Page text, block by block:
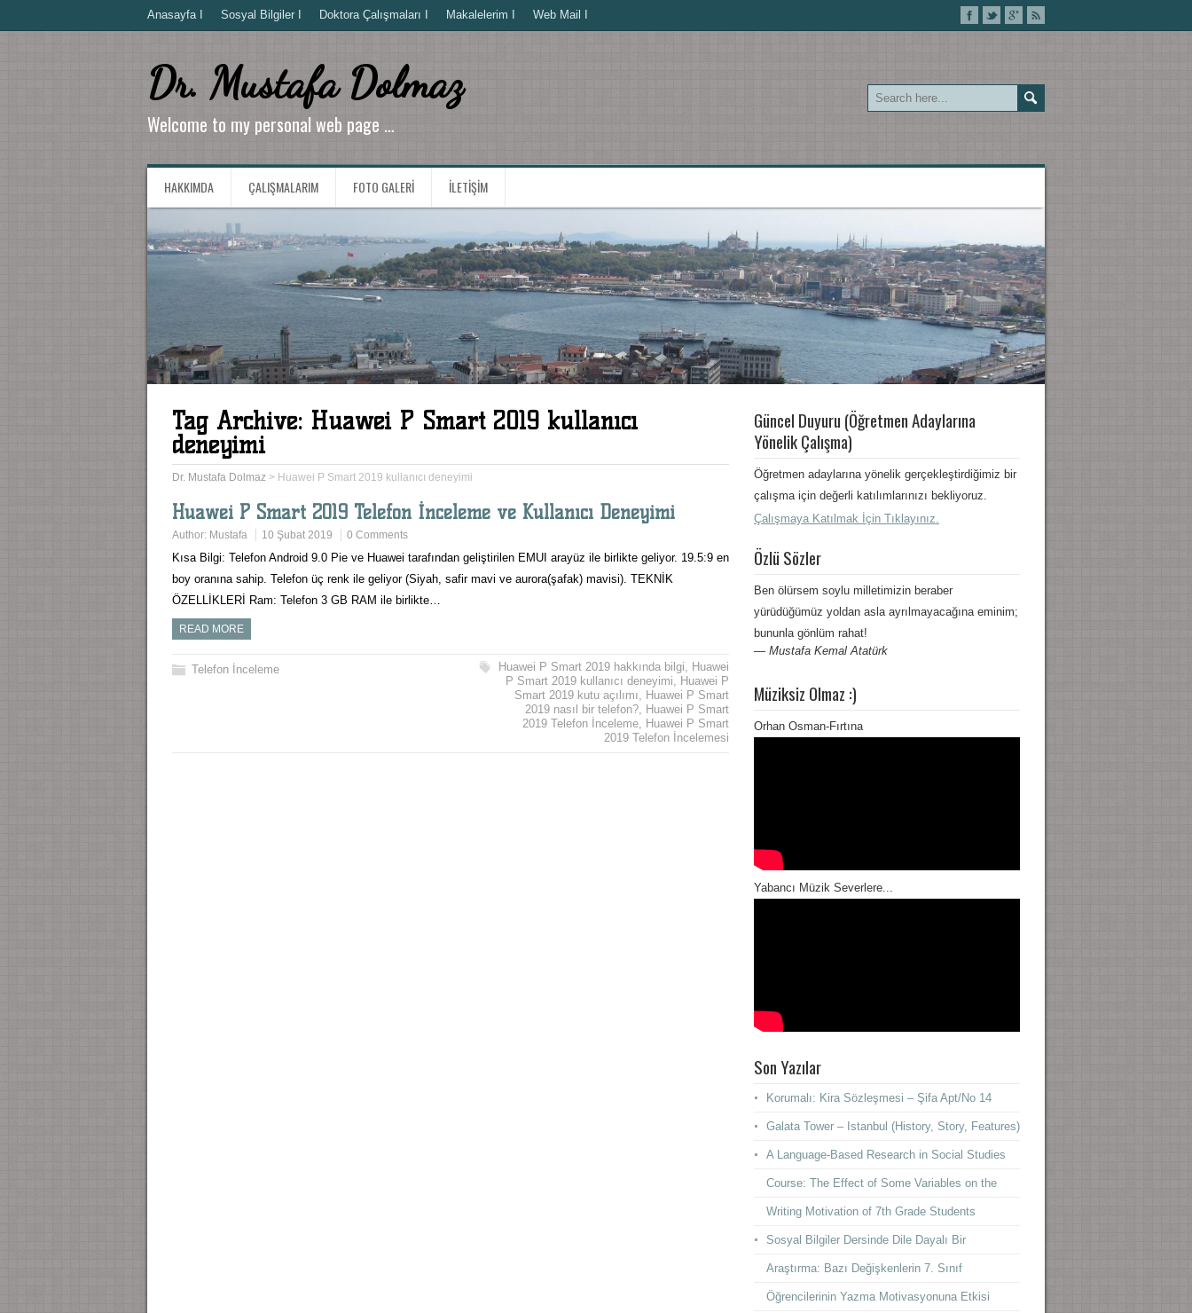
Anasayfa I Sosyal Bilgiler I Doktora Çalışmaları I Makalelerim I Web Mail I
Dr. Mustafa Dolmaz
Welcome to my personal web page …
HAKKIMDA ÇALIŞMALARIM FOTO GALERI İLETIŞIM
Tag Archive: Huawei P Smart 2019 kullanıcı
deneyimi
Dr. Mustafa Dolmaz > Huawei P Smart 2019 kullanıcı deneyimi
Huawei P Smart 2019 Telefon İnceleme ve Kullanıcı Deneyimi
Author: Mustafa 10 Şubat 2019 0 Comments
Kısa Bilgi: Telefon Android 9.0 Pie ve Huawei tarafından geliştirilen EMUI arayüz ile birlikte geliyor. 19.5:9 en
boy oranına sahip. Telefon üç renk ile geliyor (Siyah, safir mavi ve aurora(şafak) mavisi). TEKNİK
ÖZELLİKLERİ Ram: Telefon 3 GB RAM ile birlikte…
READ MORE
Telefon İnceleme Huawei P Smart 2019 hakkında bilgi, Huawei
P Smart 2019 kullanıcı deneyimi, Huawei P
Smart 2019 kutu açılımı, Huawei P Smart
2019 nasıl bir telefon?, Huawei P Smart
2019 Telefon İnceleme, Huawei P Smart
2019 Telefon İncelemesi
Güncel Duyuru (Öğretmen Adaylarına
Yönelik Çalışma)
Öğretmen adaylarına yönelik gerçekleştirdiğimiz bir
çalışma için değerli katılımlarınızı bekliyoruz.
Çalışmaya Katılmak İçin Tıklayınız.
Özlü Sözler
Ben ölürsem soylu milletimizin beraber
yürüdüğümüz yoldan asla ayrılmayacağına eminim;
bununla gönlüm rahat!
— Mustafa Kemal Atatürk
Müziksiz Olmaz :)
Orhan Osman-Fırtına
Yabancı Müzik Severlere...
Son Yazılar
Korumalı: Kira Sözleşmesi – Şifa Apt/No 14
Galata Tower – Istanbul (History, Story, Features)
A Language-Based Research in Social Studies
Course: The Effect of Some Variables on the
Writing Motivation of 7th Grade Students
Sosyal Bilgiler Dersinde Dile Dayalı Bir
Araştırma: Bazı Değişkenlerin 7. Sınıf
Öğrencilerinin Yazma Motivasyonuna Etkisi